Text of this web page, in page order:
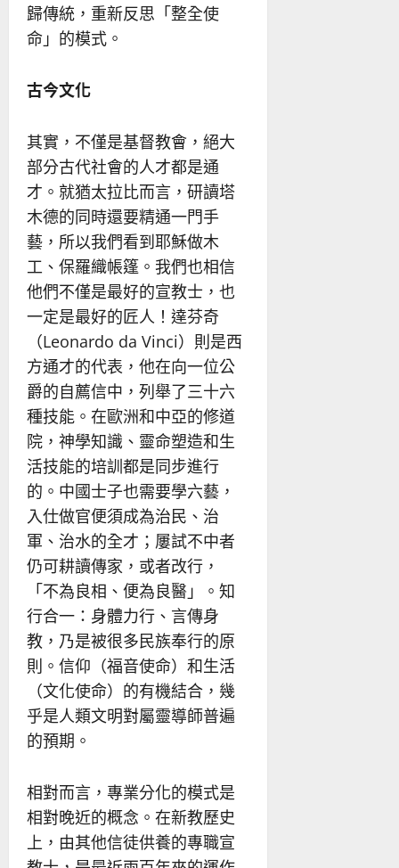
歸傳統，重新反思「整全使
命」的模式。
古今文化
其實，不僅是基督教會，絕大
部分古代社會的人才都是通
才。就猶太拉比而言，研讀塔
木德的同時還要精通一門手
藝，所以我們看到耶穌做木
工、保羅織帳篷。我們也相信
他們不僅是最好的宣教士，也
一定是最好的匠人！達芬奇
（Leonardo da Vinci）則是西
方通才的代表，他在向一位公
爵的自薦信中，列舉了三十六
種技能。在歐洲和中亞的修道
院，神學知識、靈命塑造和生
活技能的培訓都是同步進行
的。中國士子也需要學六藝，
入仕做官便須成為治民、治
軍、治水的全才；屢試不中者
仍可耕讀傳家，或者改行，
「不為良相、便為良醫」。知
行合一：身體力行、言傳身
教，乃是被很多民族奉行的原
則。信仰（福音使命）和生活
（文化使命）的有機結合，幾
乎是人類文明對屬靈導師普遍
的預期。
相對而言，專業分化的模式是
相對晚近的概念。在新教歷史
上，由其他信徒供養的專職宣